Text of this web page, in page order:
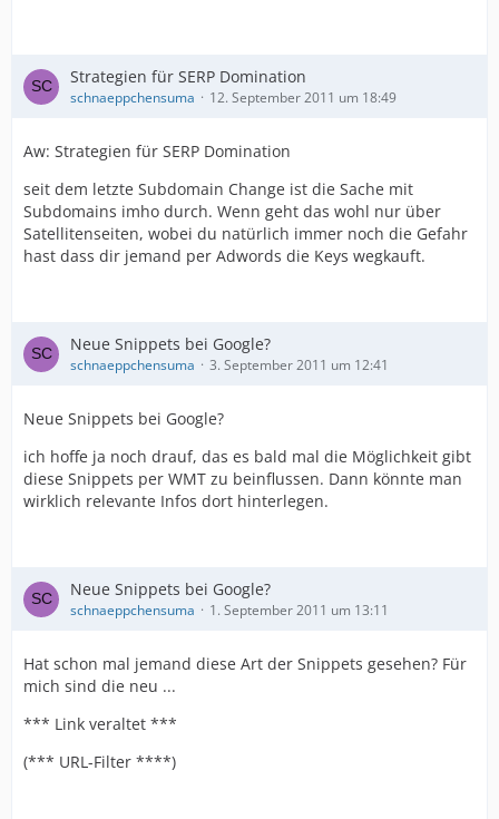
Strategien für SERP Domination
schnaeppchensuma 12. September 2011 um 18:49
Aw: Strategien für SERP Domination
seit dem letzte Subdomain Change ist die Sache mit
Subdomains imho durch. Wenn geht das wohl nur über
Satellitenseiten, wobei du natürlich immer noch die Gefahr
hast dass dir jemand per Adwords die Keys wegkauft.
Neue Snippets bei Google?
schnaeppchensuma 3. September 2011 um 12:41
Neue Snippets bei Google?
ich hoffe ja noch drauf, das es bald mal die Möglichkeit gibt
diese Snippets per WMT zu beinflussen. Dann könnte man
wirklich relevante Infos dort hinterlegen.
Neue Snippets bei Google?
schnaeppchensuma 1. September 2011 um 13:11
Hat schon mal jemand diese Art der Snippets gesehen? Für
mich sind die neu ...
*** Link veraltet ***
(*** URL-Filter ****)